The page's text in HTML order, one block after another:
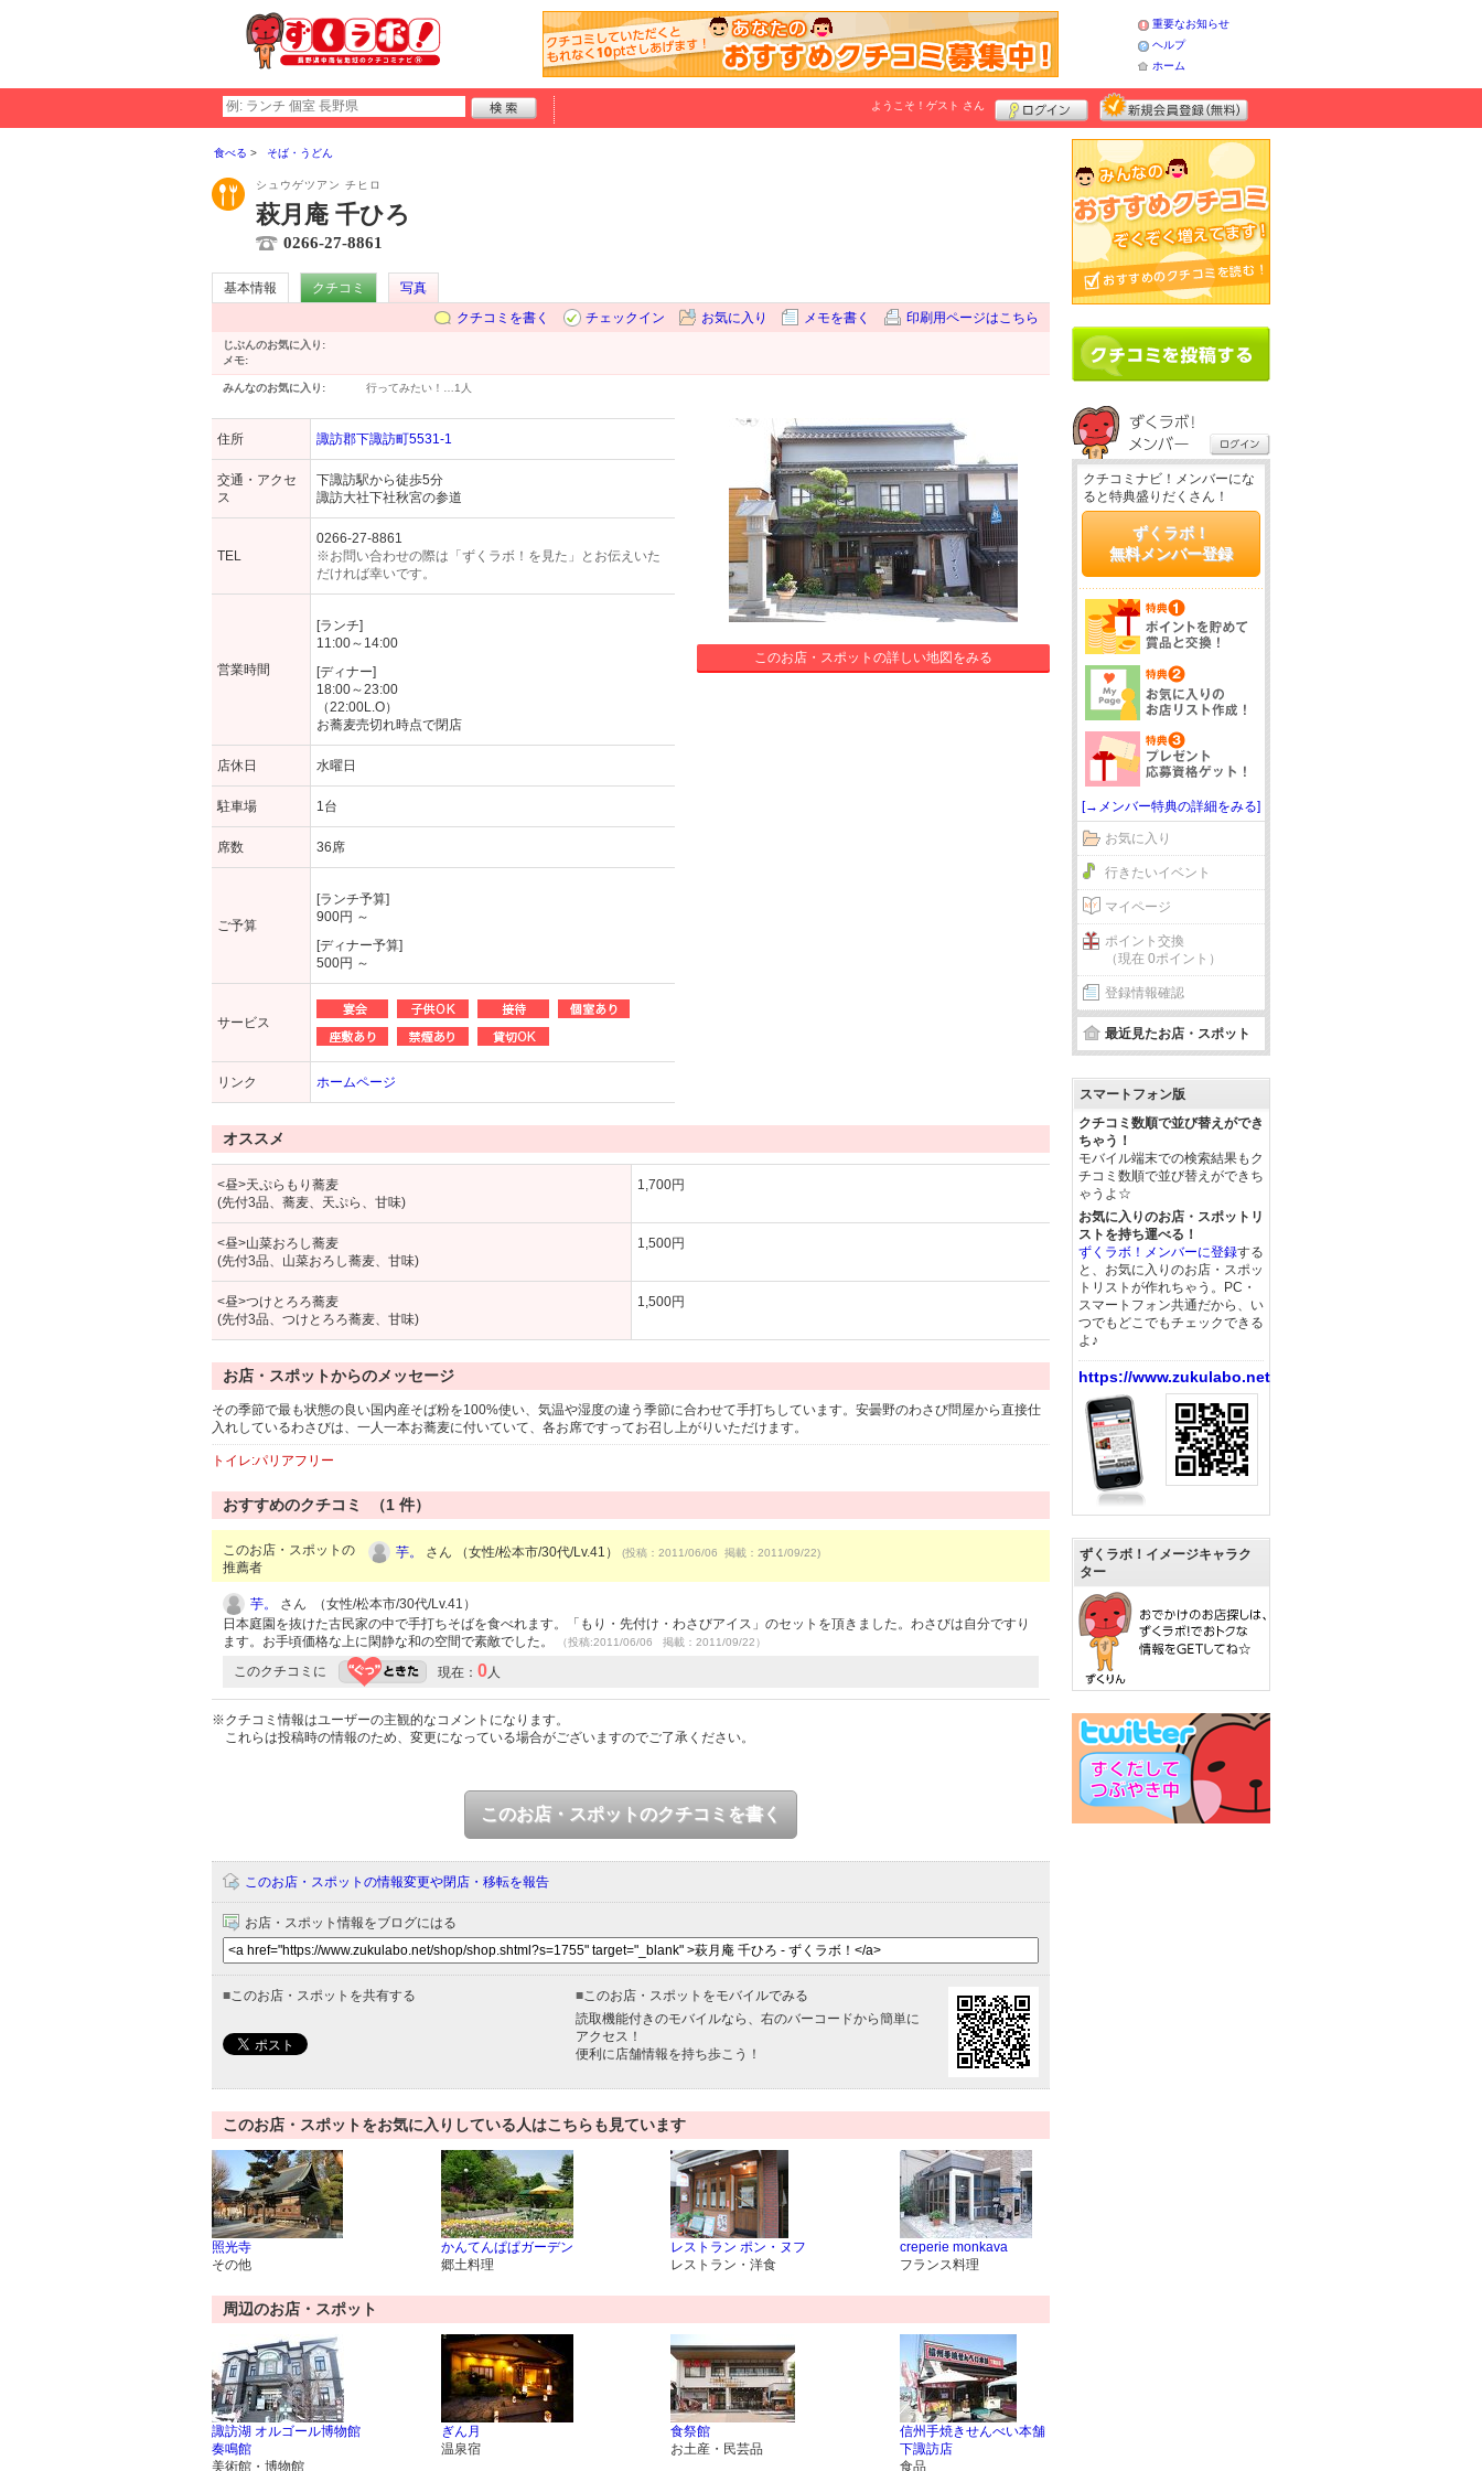
重要なお知らせ
ヘルプ
ホーム
ようこそ！ ゲスト さん
食べる そば・うどん
シュウゲツアン チヒロ
萩月庵 千ひろ
0266-27-8861
基本情報 クチコミ
写真
クチコミを書く
チェックイン お気に入り メモを書く 印刷用ページはこちら
じぶんのお気に入り:
メモ:
みんなのお気に入り: 行ってみたい！… 1人
住所 諏訪郡下諏訪町5531-1
交通・アクセ
ス
下諏訪駅から徒歩5分
諏訪大社下社秋宮の参道
TEL
0266-27-8861
※お問い合わせの際は「ずくラボ！を見た」とお伝えいた
だければ幸いです。
営業時間
[ランチ]
11:00～14:00
[ディナー]
18:00～23:00
（22:00L.O）
お蕎麦売切れ時点で閉店
店休日 水曜日
駐車場 1台
席数 36席
ご予算
[ランチ予算]
900円 ～
[ディナー予算]
500円 ～
サービス
リンク ホームページ
このお店・スポットの詳しい地図をみる
オススメ
<昼>天ぷらもり蕎麦
(先付3品、蕎麦、天ぷら、甘味)
1,700円
<昼>山菜おろし蕎麦
(先付3品、山菜おろし蕎麦、甘味)
1,500円
<昼>つけとろろ蕎麦
(先付3品、つけとろろ蕎麦、甘味)
1,500円
お店・スポットからのメッセージ
その季節で最も状態の良い国内産そば粉を100%使い、気温や湿度の違う季節に合わせて手打ちしています。安曇野のわさび問屋から直接仕
入れしているわさびは、一人一本お蕎麦に付いていて、各お席ですってお召し上がりいただけます。
トイレ:パリアフリー
おすすめのクチコミ （1 件）
このお店・スポットの
推薦者
芋。 さん （女性/松本市/30代/Lv.41） (投稿：2011/06/06 掲載：2011/09/22)
芋。
さん （女性/松本市/30代/Lv.41）
日本庭園を抜けた古民家の中で手打ちそばを食べれます。「もり・先付け・わさびアイス」のセットを頂きました。わさびは自分ですり
ます。お手頃価格な上に閑静な和の空間で素敵でした。
（投稿:2011/06/06 掲載：2011/09/22）
このクチコミに 現在： 0人
※クチコミ情報はユーザーの主観的なコメントになります。
これらは投稿時の情報のため、変更になっている場合がございますのでご了承ください。
このお店・スポットのクチコミを書く
このお店・スポットの情報変更や閉店・移転を報告
お店・スポット情報をブログにはる
■このお店・スポットを共有する ■このお店・スポットをモバイルでみる
読取機能付きのモバイルなら、右のバーコードから簡単に
アクセス！
便利に店舗情報を持ち歩こう！
このお店・スポットをお気に入りしている人はこちらも見ています
照光寺
その他
かんてんぱぱガーデン
郷土料理
レストラン ポン・ヌフ
レストラン・洋食
creperie monkava
フランス料理
周辺のお店・スポット
諏訪湖 オルゴール博物館
奏鳴館
美術館・博物館
ぎん月
温泉宿
食祭館
お土産・民芸品
信州手焼きせんべい本舗
下諏訪店
食品
クチコミナビ！メンバーにな
ると特典盛りだくさん！
ずくラボ！
無料メンバー登録
[→メンバー特典の詳細をみる]
お気に入り
行きたいイベント
マイページ
ポイント交換
（現在 0ポイント）
登録情報確認
最近見たお店・スポット
スマートフォン版
クチコミ数順で並び替えができ
ちゃう！
モバイル端末での検索結果もク
チコミ数順で並び替えができち
ゃうよ☆
お気に入りのお店・スポットリ
ストを持ち運べる！
ずくラボ！メンバーに登録する
と、お気に入りのお店・スポッ
トリストが作れちゃう。PC・
スマートフォン共通だから、い
つでもどこでもチェックできる
よ♪
https://www.zukulabo.net/
ずくラボ！イメージキャラク
ター